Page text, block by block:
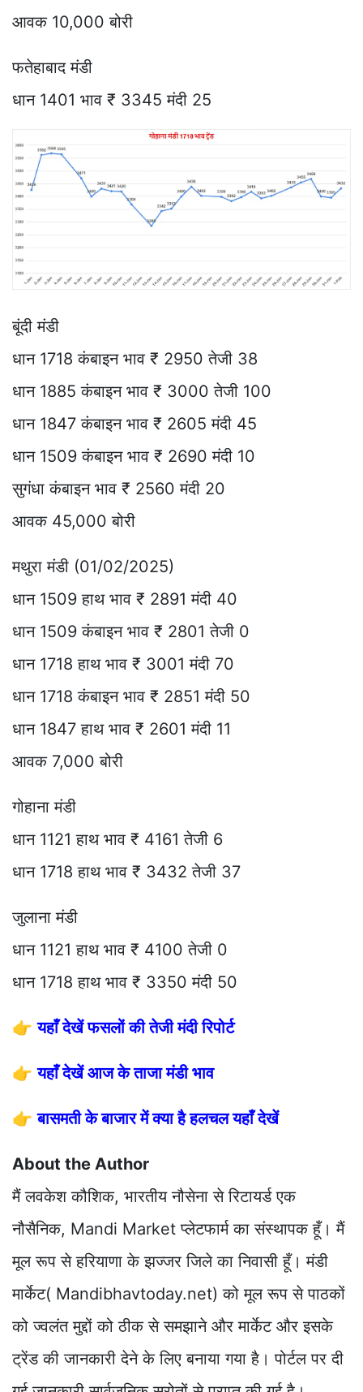
आवक 10,000 बोरी
फतेहाबाद मंडी
धान 1401 भाव ₹ 3345 मंदी 25
बूंदी मंडी
धान 1718 कंबाइन भाव ₹ 2950 तेजी 38
धान 1885 कंबाइन भाव ₹ 3000 तेजी 100
धान 1847 कंबाइन भाव ₹ 2605 मंदी 45
धान 1509 कंबाइन भाव ₹ 2690 मंदी 10
सुगंधा कंबाइन भाव ₹ 2560 मंदी 20
आवक 45,000 बोरी
मथुरा मंडी (01/02/2025)
धान 1509 हाथ भाव ₹ 2891 मंदी 40
धान 1509 कंबाइन भाव ₹ 2801 तेजी 0
धान 1718 हाथ भाव ₹ 3001 मंदी 70
धान 1718 कंबाइन भाव ₹ 2851 मंदी 50
धान 1847 हाथ भाव ₹ 2601 मंदी 11
आवक 7,000 बोरी
गोहाना मंडी
धान 1121 हाथ भाव ₹ 4161 तेजी 6
धान 1718 हाथ भाव ₹ 3432 तेजी 37
जुलाना मंडी
धान 1121 हाथ भाव ₹ 4100 तेजी 0
धान 1718 हाथ भाव ₹ 3350 मंदी 50
👉यहाँ देखें फसलों की तेजी मंदी रिपोर्ट
👉यहाँ देखें आज के ताजा मंडी भाव
👉बासमती के बाजार में क्या है हलचल यहाँ देखें
About the Author
मैं लवकेश कौशिक, भारतीय नौसेना से रिटायर्ड एक
नौसैनिक, Mandi Market प्लेटफार्म का संस्थापक हूँ। मैं
मूल रूप से हरियाणा के झज्जर जिले का निवासी हूँ। मंडी
मार्केट( Mandibhavtoday.net) को मूल रूप से पाठकों
को ज्वलंत मुद्दों को ठीक से समझाने और मार्केट और इसके
ट्रेंड की जानकारी देने के लिए बनाया गया है। पोर्टल पर दी